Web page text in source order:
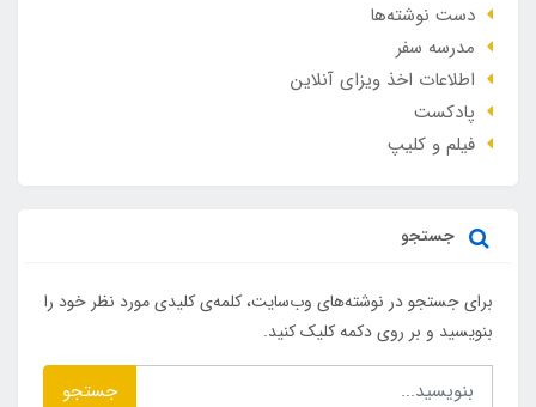
دست نوشته‌ها
مدرسه سفر
اطلاعات اخذ ویزای آنلاین
پادکست
فیلم و کلیپ
جستجو
برای جستجو در نوشته‌های وب‌سایت، کلمه‌ی کلیدی مورد نظر خود را
بنویسید و بر روی دکمه کلیک کنید.
جستجو